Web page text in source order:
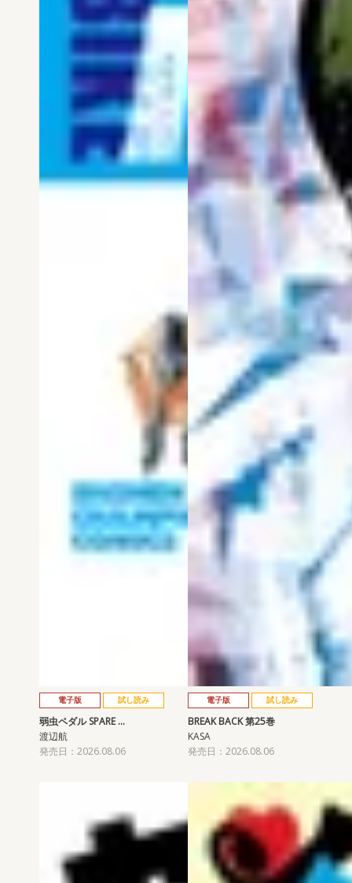
電子版 試し読み
弱虫ペダル SPARE …
渡辺航
発売日：2026.08.06
電子版 試し読み
BREAK BACK 第25巻
KASA
発売日：2026.08.06